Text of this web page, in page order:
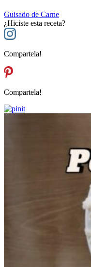
Guisado de Carne
¿Hiciste esta receta?
Compartela!
Compartela!